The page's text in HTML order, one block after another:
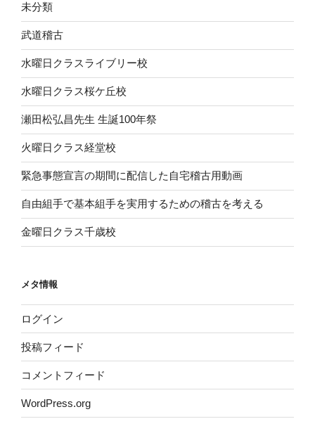
未分類
武道稽古
水曜日クラスライブリー校
水曜日クラス桜ケ丘校
瀬田松弘昌先生 生誕100年祭
火曜日クラス経堂校
緊急事態宣言の期間に配信した自宅稽古用動画
自由組手で基本組手を実用するための稽古を考える
金曜日クラス千歳校
メタ情報
ログイン
投稿フィード
コメントフィード
WordPress.org